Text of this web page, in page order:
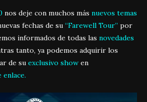
nos deje con muchos más nuevos temas
fechas de su “Farewell Tour” por
informados de todas las novedades
tanto, ya podemos adquirir los
de su exclusivo show en
enlace.